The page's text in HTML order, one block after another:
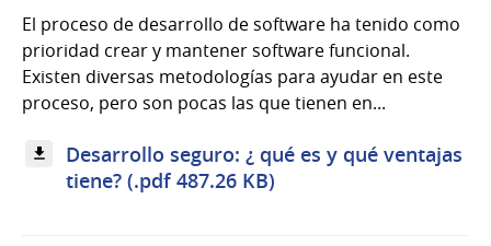
El proceso de desarrollo de software ha tenido como
prioridad crear y mantener software funcional.
Existen diversas metodologías para ayudar en este
proceso, pero son pocas las que tienen en...
Desarrollo seguro: ¿ qué es y qué ventajas
tiene? (.pdf 487.26 KB)